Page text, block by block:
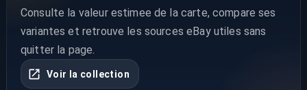
Consulte la valeur estimee de la carte, compare ses
variantes et retrouve les sources eBay utiles sans
quitter la page.
Voir la collection